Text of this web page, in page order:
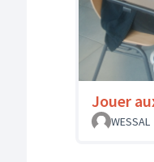
Jouer
WESSAL